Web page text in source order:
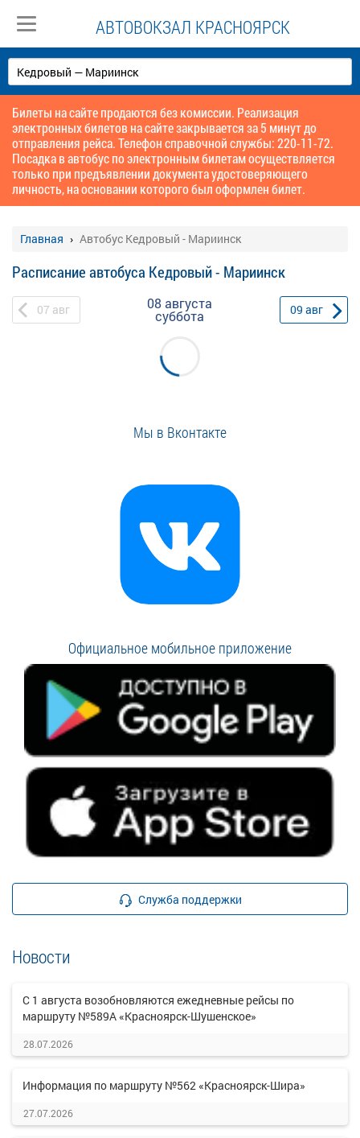
АВТОВОКЗАЛ КРАСНОЯРСК
Билеты на сайте продаются без комиссии. Реализация
электронных билетов на сайте закрывается за 5 минут до
отправления рейса. Телефон справочной службы: 220-11-72.
Посадка в автобус по электронным билетам осуществляется
только при предъявлении документа удостоверяющего
личность, на основании которого был оформлен билет.
Главная Автобус Кедровый - Мариинск
Расписание автобуса Кедровый - Мариинск
07 авг 08 августа
суббота 09 авг
Мы в Вконтакте
Официальное мобильное приложение
Служба поддержки
Новости
С 1 августа возобновляются ежедневные рейсы по
маршруту №589А «Красноярск-Шушенское»
28.07.2026
Информация по маршруту №562 «Красноярск-Шира»
27.07.2026